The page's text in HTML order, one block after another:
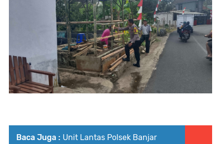
Baca Juga : Unit Lantas Polsek Banjar